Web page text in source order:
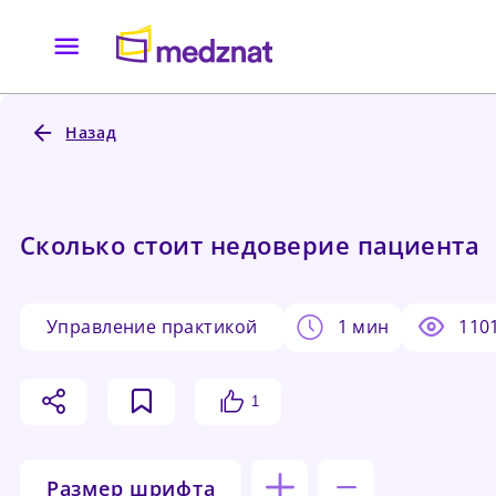
Назад
Сколько стоит недоверие пациента
управление практикой 1 мин
1
Размер шрифта